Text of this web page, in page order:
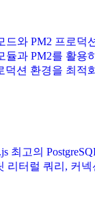
드와 PM2 프로덕
듈과 PM2를 활용
덕션 환경을 최적
최고의
리터럴 쿼리, 커